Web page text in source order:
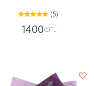
(5)
1400,00 TL